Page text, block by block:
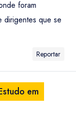
foram
dirigentes que se
Reportar
em